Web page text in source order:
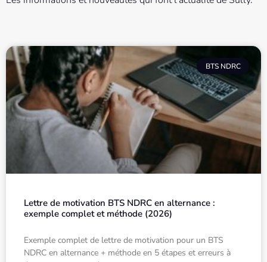
BTS NDRC
Lettre de motivation BTS NDRC en alternance :
exemple complet et méthode (2026)
Exemple complet de lettre de motivation pour un BTS
NDRC en alternance + méthode en 5 étapes et erreurs à